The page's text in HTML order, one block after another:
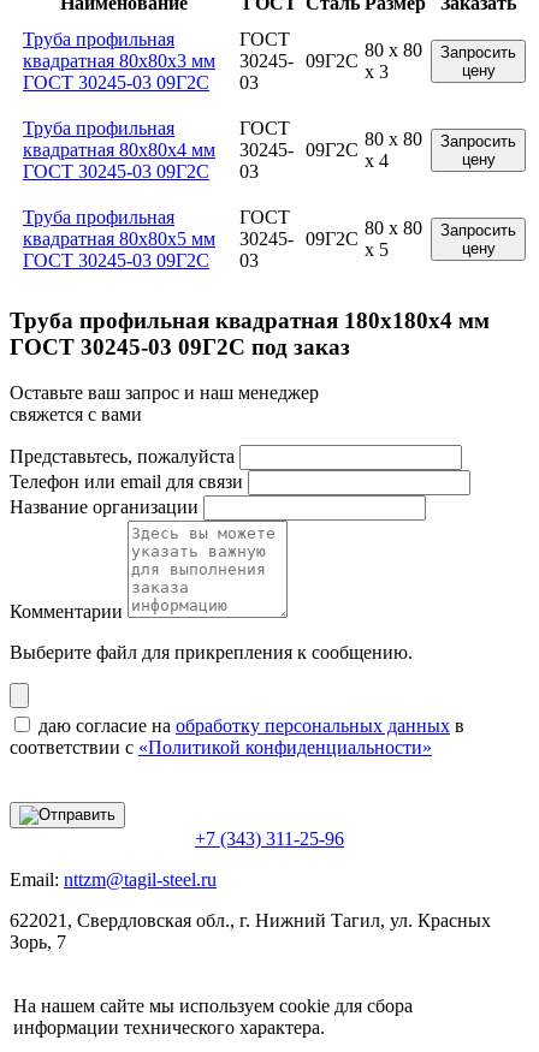
Труба профильная
квадратная 80x80x3 мм
ГОСТ 30245-03 09Г2С
ГОСТ
30245-
03
09Г2С
80 x 80
x 3
Запросить
цену
Труба профильная
квадратная 80x80x4 мм
ГОСТ 30245-03 09Г2С
ГОСТ
30245-
03
09Г2С
80 x 80
x 4
Запросить
цену
Труба профильная
квадратная 80x80x5 мм
ГОСТ 30245-03 09Г2С
ГОСТ
30245-
03
09Г2С
80 x 80
x 5
Запросить
цену
Труба профильная квадратная 180x180x4 мм
ГОСТ 30245-03 09Г2С под заказ
Оставьте ваш запрос и наш менеджер
свяжется с вами
Представьтесь, пожалуйста
Телефон или email для связи
Название организации
Комментарии
Выберите файл для прикрепления к сообщению.
даю согласие на обработку персональных данных в
соответствии с «Политикой конфиденциальности»
+7 (343) 311-25-96
Email: nttzm@tagil-steel.ru
622021, Свердловская обл., г. Нижний Тагил, ул. Красных
Зорь, 7
На нашем сайте мы используем cookie для сбора
информации технического характера.